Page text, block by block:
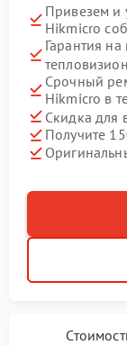
Привезем и
Hikmicro
Гарантия
Срочный
Hikmicro в
Скидка для
Получите